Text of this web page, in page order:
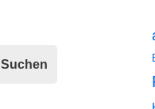
Suchen